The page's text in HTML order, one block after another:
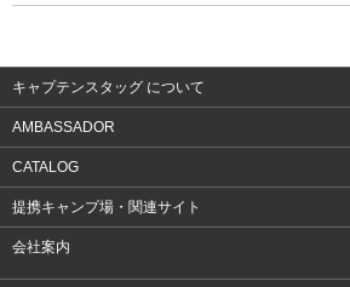
ウェア
キャプテンスタッグ について
AMBASSADOR
CATALOG
提携キャンプ場・関連サイト
会社案内